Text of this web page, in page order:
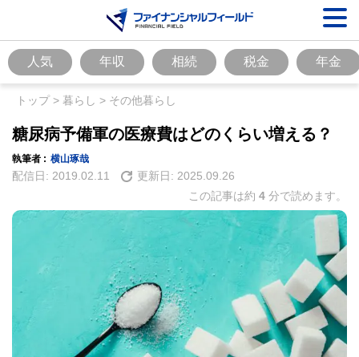
人気 年収 相続 税金 年金
トップ> 暮らし > その他暮らし
糖尿病予備軍の医療費はどのくらい増える？
執筆者 : 横山琢哉
配信日: 2019.02.11 更新日: 2025.09.26
この記事は約 4 分で読めます。